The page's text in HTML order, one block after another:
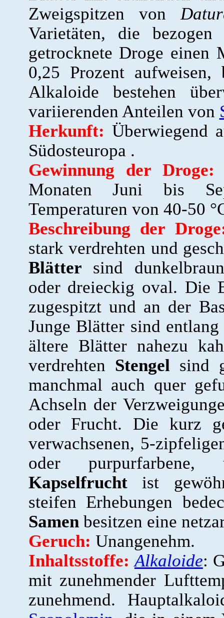
Zweigspitzen von
Varietäten, die
getrocknete Droge einen
0,25 Prozent
Alkaloide bestehen
variierenden Anteilen von
Herkunft: Überwiegend
Südosteuropa .
Gewinnung der Droge:
Monaten Juni bis
Temperaturen von 40-50
Beschreibung der
stark verdrehten und
Blätter sind
oder dreieckig oval. Die
zugespitzt und an der
Junge Blätter sind
ältere Blätter nahezu
verdrehten Stengel sind
manchmal auch quer
Achseln der
oder Frucht. Die kurz
verwachsenen, 5-
oder purpurfarbene,
Kapselfruchtist
steifen Erhebungen
Samenbesitzen eine
Geruch: Unangenehm.
Inhaltsstoffe: Alkaloide:
mit zunehmender
zunehmend.